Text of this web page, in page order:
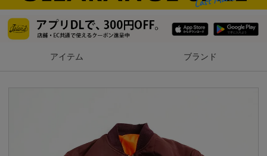
アイテム ブランド